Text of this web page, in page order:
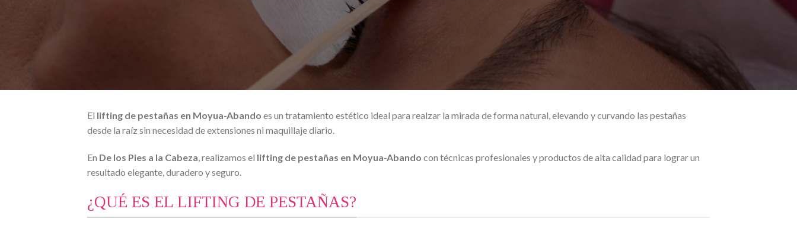
El lifting de pestañas en Moyua-Abando es un tratamiento estético ideal para realzar la mirada de forma natural, elevando y curvando las pestañas
desde la raíz sin necesidad de extensiones ni maquillaje diario.
En De los Pies a la Cabeza , realizamos el lifting de pestañas en Moyua-Abando con técnicas profesionales y productos de alta calidad para lograr un
resultado elegante, duradero y seguro.
¿QUÉ ES EL LIFTING DE PESTAÑAS?